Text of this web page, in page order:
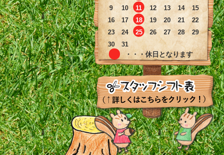
9
10 11 12 13 14
15
16
17 18 19 20 21
22
23
24 25 26 27 28
29
30
31
・・・休日となります